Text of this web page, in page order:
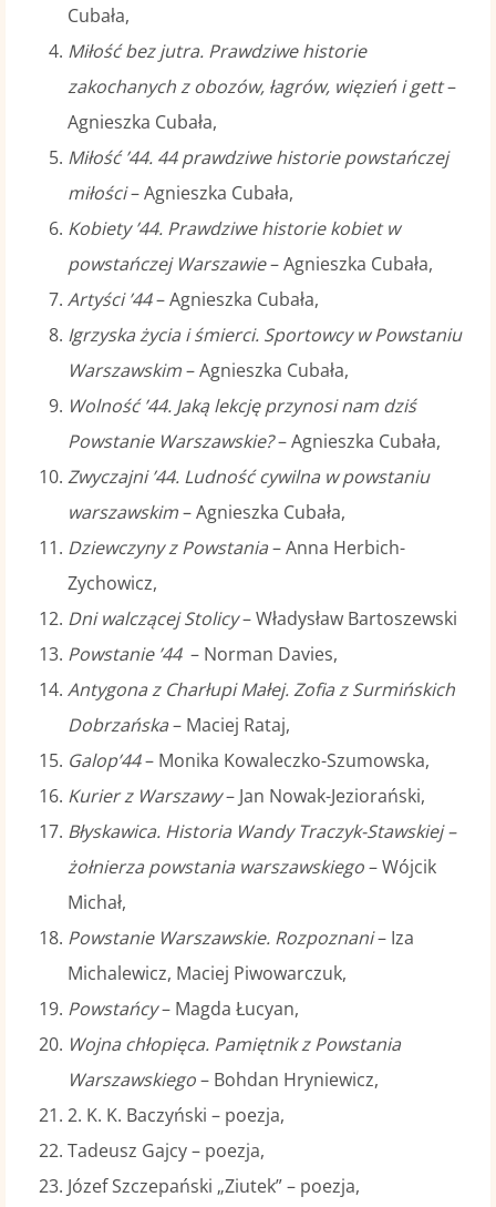
Cubała,
Miłość bez jutra. Prawdziwe historie
zakochanych z obozów, łagrów, więzień i gett–
Agnieszka Cubała,
Miłość ’44. 44 prawdziwe historie powstańczej
miłości– Agnieszka Cubała,
Kobiety ’44. Prawdziwe historie kobiet w
powstańczej Warszawie– Agnieszka Cubała,
Artyści ’44– Agnieszka Cubała,
Igrzyska życia i śmierci. Sportowcy w Powstaniu
Warszawskim– Agnieszka Cubała,
Wolność ’44. Jaką lekcję przynosi nam dziś
Powstanie Warszawskie?– Agnieszka Cubała,
Zwyczajni ’44. Ludność cywilna w powstaniu
warszawskim– Agnieszka Cubała,
Dziewczyny z Powstania– Anna Herbich-
Zychowicz,
Dni walczącej Stolicy– Władysław Bartoszewski
Powstanie ’44– Norman Davies,
Antygona z Charłupi Małej. Zofia z Surmińskich
Dobrzańska– Maciej Rataj,
Galop’44– Monika Kowaleczko-Szumowska,
Kurier z Warszawy– Jan Nowak-Jeziorański,
Błyskawica. Historia Wandy Traczyk-Stawskiej –
żołnierza powstania warszawskiego– Wójcik
Michał,
Powstanie Warszawskie. Rozpoznani– Iza
Michalewicz, Maciej Piwowarczuk,
Powstańcy– Magda Łucyan,
Wojna chłopięca. Pamiętnik z Powstania
Warszawskiego– Bohdan Hryniewicz,
2. K. K. Baczyński – poezja,
Tadeusz Gajcy – poezja,
Józef Szczepański „Ziutek” – poezja,